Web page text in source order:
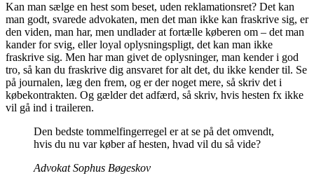
Kan man sælge en hest som beset, uden reklamationsret? Det kan
man godt, svarede advokaten, men det man ikke kan fraskrive sig, er
den viden, man har, men undlader at fortælle køberen om – det man
kander for svig, eller loyal oplysningspligt, det kan man ikke
fraskrive sig. Men har man givet de oplysninger, man kender i god
tro, så kan du fraskrive dig ansvaret for alt det, du ikke kender til. Se
på journalen, læg den frem, og er der noget mere, så skriv det i
købekontrakten. Og gælder det adfærd, så skriv, hvis hesten fx ikke
vil gå ind i traileren.
Den bedste tommelfingerregel er at se på det omvendt,
hvis du nu var køber af hesten, hvad vil du så vide?
Advokat Sophus Bøgeskov